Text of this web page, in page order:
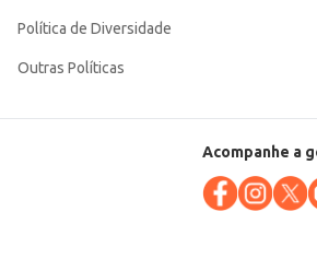
Política de Diversidade
Outras Políticas
Acompanhe a